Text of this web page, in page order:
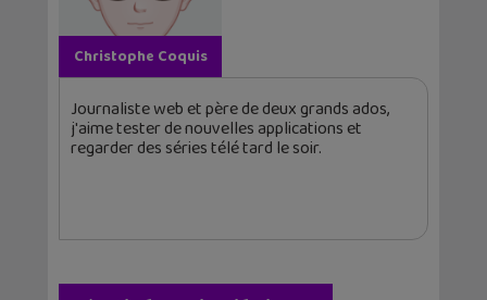
Christophe Coquis
Journaliste web et père de deux grands ados,
j'aime tester de nouvelles applications et
regarder des séries télé tard le soir.